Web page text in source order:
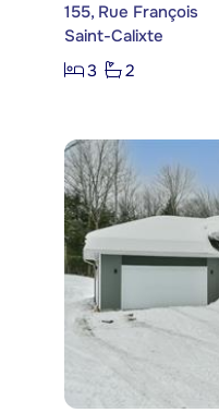
155, Rue François
Saint-Calixte
3
2